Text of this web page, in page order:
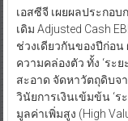
ช่วงเดียวกันของปีก่อน
ความคล่องตัว ทั้ง ‘ระ
สะอาด จัดหาวัตถุดิบจ
วินัยการเงินเข้มข้น ‘ร
มูลค่าเพิ่มสูง (High
เพิ่มประสิทธิภาพฐาน
ธุรกิจ เคาะปันผลระห